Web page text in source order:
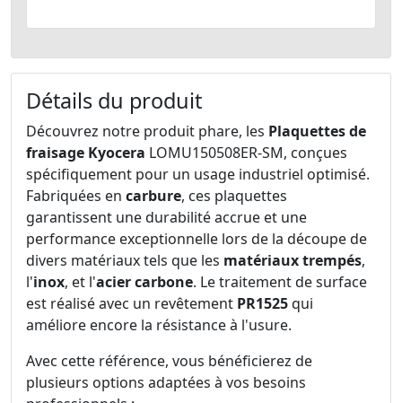
Détails du produit
Découvrez notre produit phare, les Plaquettes de
fraisage Kyocera LOMU150508ER-SM, conçues
spécifiquement pour un usage industriel optimisé.
Fabriquées en carbure, ces plaquettes
garantissent une durabilité accrue et une
performance exceptionnelle lors de la découpe de
divers matériaux tels que les matériaux trempés,
l'inox, et l'acier carbone. Le traitement de surface
est réalisé avec un revêtement PR1525qui
améliore encore la résistance à l'usure.
Avec cette référence, vous bénéficierez de
plusieurs options adaptées à vos besoins